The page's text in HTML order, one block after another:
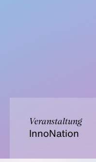
Veranstaltung
InnoNation